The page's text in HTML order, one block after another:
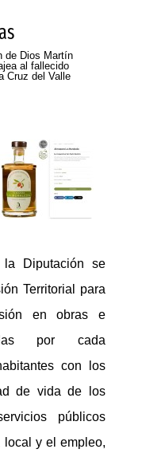
de Dios Martín
al fallecido
Cruz del Valle
la Diputación se
Territorial para
en obras e
por cada
con los
de vida de los
públicos
local y el empleo,